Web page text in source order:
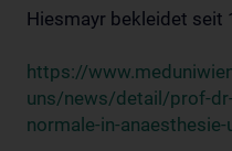
Hiesmayr bekleidet seit
https://
uns/news/detail/prof-
normale-in-